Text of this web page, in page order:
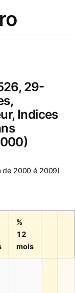
29-
Indices
de 2000 é 2009)
%
12
mois